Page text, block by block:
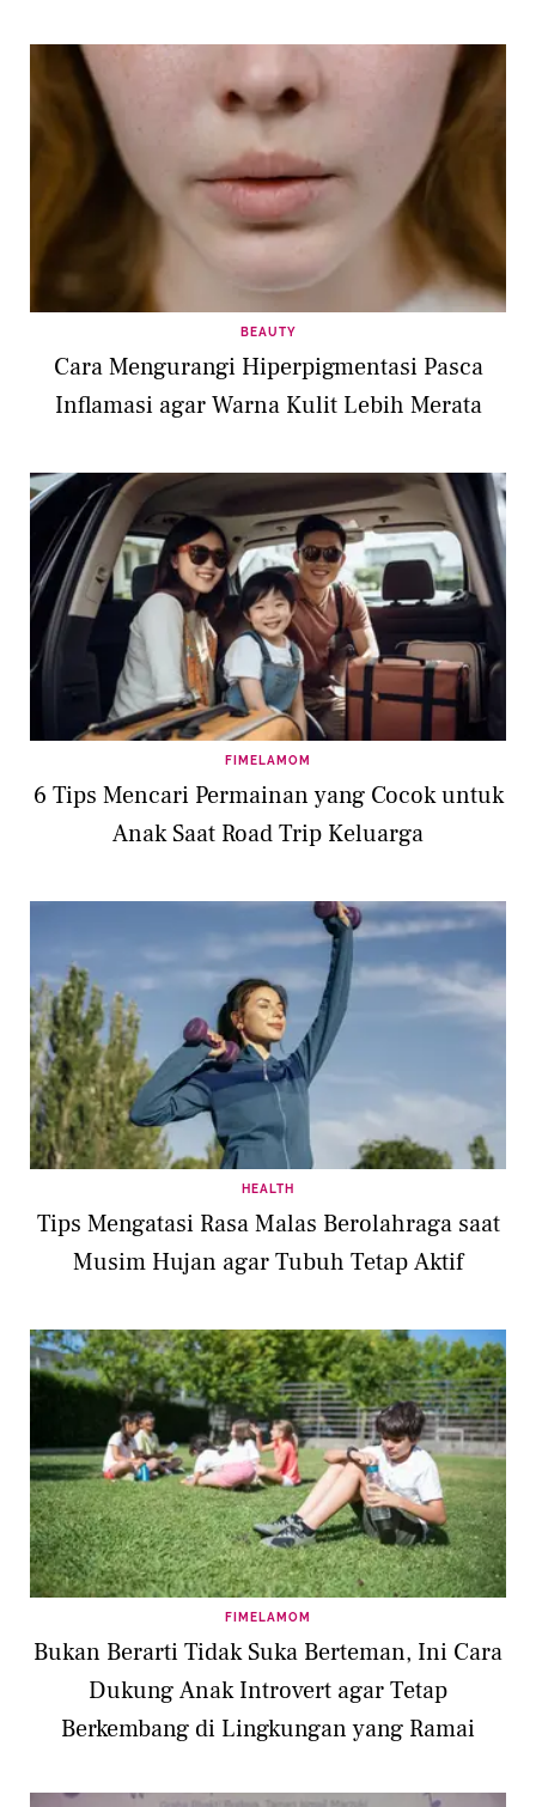
BEAUTY
Cara Mengurangi Hiperpigmentasi Pasca
Inflamasi agar Warna Kulit Lebih Merata
FIMELAMOM
6 Tips Mencari Permainan yang Cocok untuk
Anak Saat Road Trip Keluarga
HEALTH
Tips Mengatasi Rasa Malas Berolahraga saat
Musim Hujan agar Tubuh Tetap Aktif
FIMELAMOM
Bukan Berarti Tidak Suka Berteman, Ini Cara
Dukung Anak Introvert agar Tetap
Berkembang di Lingkungan yang Ramai